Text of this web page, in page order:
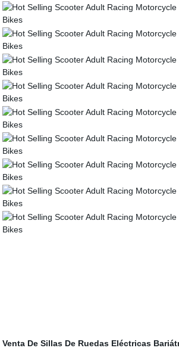
Venta De Sillas De Ruedas Eléctricas